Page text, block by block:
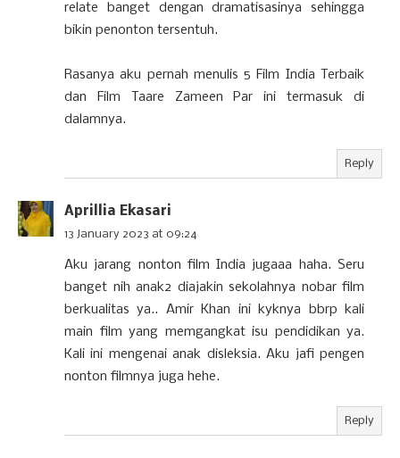
relate banget dengan dramatisasinya sehingga
bikin penonton tersentuh.
Rasanya aku pernah menulis 5 Film India Terbaik
dan Film Taare Zameen Par ini termasuk di
dalamnya.
Reply
Aprillia Ekasari
13 January 2023 at 09:24
Aku jarang nonton film India jugaaa haha. Seru
banget nih anak2 diajakin sekolahnya nobar film
berkualitas ya.. Amir Khan ini kyknya bbrp kali
main film yang memgangkat isu pendidikan ya.
Kali ini mengenai anak disleksia. Aku jafi pengen
nonton filmnya juga hehe.
Reply